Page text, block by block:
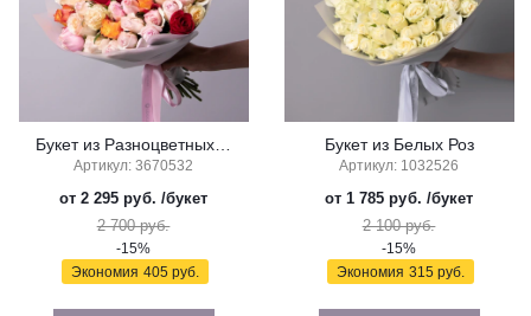
Артикул: 3670532
от 2 295 руб. /букет
2 700 руб.
-15%
Экономия 405 руб.
Букет из Белых Роз
Артикул: 1032526
от 1 785 руб. /букет
2 100 руб.
-15%
Экономия 315 руб.